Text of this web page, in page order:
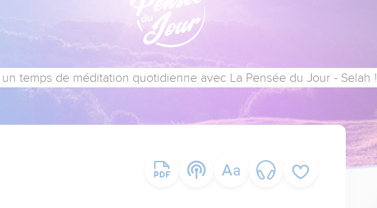
un temps de méditation quotidienne avec La Pensée du Jour - Selah !